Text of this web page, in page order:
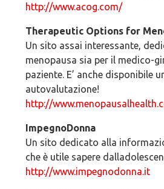
http://www.acog.com/
Therapeutic Options for
Un sito assai interessante,
menopausa sia per il medico-
paziente. E’ anche disponibile
autovalutazione!
http://
ImpegnoDonna
Un sito dedicato alla
che è utile sapere
http://www.impegnodonna.it